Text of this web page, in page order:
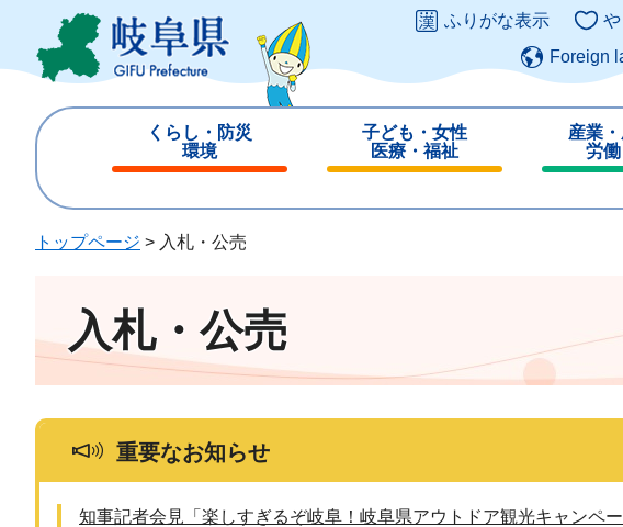
ジ
ュ
ふりがな表示
Foreign
くらし・防災
環境
じ
子ども・女性
医療・福祉
じ
産業
労
じ
トップページ > 入札・公売
入札・公売
重要なお知らせ
知事記者会見「楽しすぎるぞ岐阜！岐阜県アウトドア観光キャンペ